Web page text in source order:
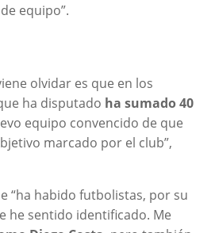
equipo”.
olvidar es que en los
ha disputado ha sumado 40
equipo convencido de que
marcado por el club”,
“ha habido futbolistas, por su
he sentido identificado. Me